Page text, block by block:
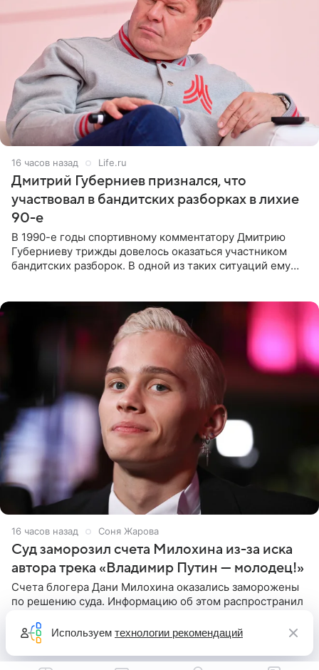
16 часов назад Life.ru
Дмитрий Губерниев признался, что
участвовал в бандитских разборках в лихие
90-е
В 1990-е годы спортивному комментатору Дмитрию
Губерниеву трижды довелось оказаться участником
бандитских разборок. В одной из таких ситуаций ему
16 часов назад Соня Жарова
Суд заморозил счета Милохина из-за иска
автора трека «Владимир Путин — молодец!»
Счета блогера Дани Милохина оказались заморожены
по решению суда. Информацию об этом распространил
сумме в 407,2 тыс. рублей. Причиной разбирательства
стал
Используем технологии рекомендаций